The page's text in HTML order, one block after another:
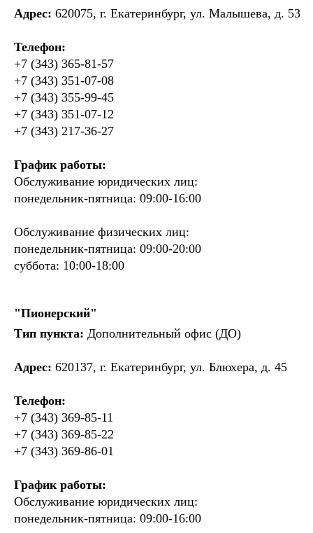
Адрес: 620075, г. Екатеринбург, ул. Малышева, д. 53
Телефон:
+7 (343) 365-81-57
+7 (343) 351-07-08
+7 (343) 355-99-45
+7 (343) 351-07-12
+7 (343) 217-36-27
График работы:
Обслуживание юридических лиц:
понедельник-пятница: 09:00-16:00
Обслуживание физических лиц:
понедельник-пятница: 09:00-20:00
суббота: 10:00-18:00
"Пионерский"
Тип пункта: Дополнительный офис (ДО)
Адрес: 620137, г. Екатеринбург, ул. Блюхера, д. 45
Телефон:
+7 (343) 369-85-11
+7 (343) 369-85-22
+7 (343) 369-86-01
График работы:
Обслуживание юридических лиц:
понедельник-пятница: 09:00-16:00